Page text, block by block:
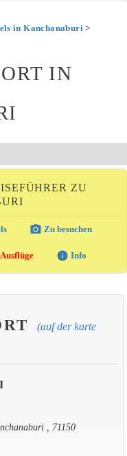
in Kanchanaburi>
IN
ZU
photo_camera Zu besuchen
Ausflüge info Info
(auf der karte
, 71150